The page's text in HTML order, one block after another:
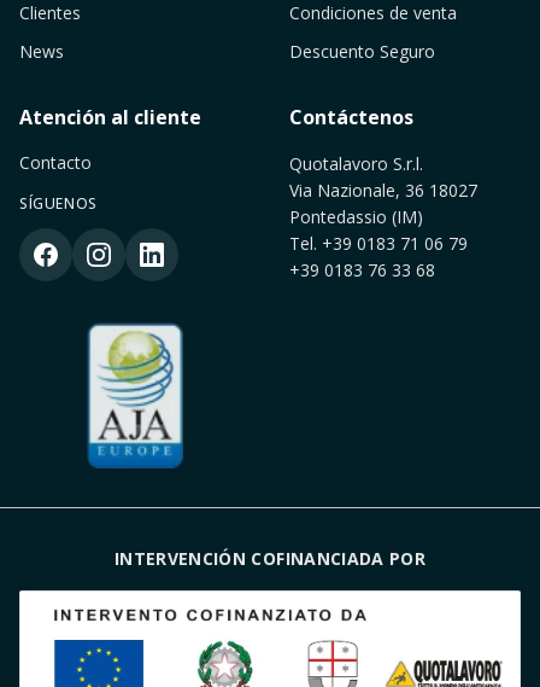
Clientes
News
Condiciones de venta
Descuento Seguro
Atención al cliente
Contacto
SÍGUENOS
Contáctenos
Quotalavoro S.r.l.
Via Nazionale, 36 18027
Pontedassio (IM)
Tel. +39 0183 71 06 79
+39 0183 76 33 68
INTERVENCIÓN COFINANCIADA POR